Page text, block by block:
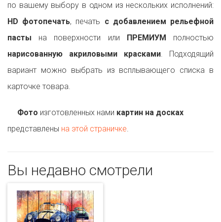
по вашему выбору в одном из нескольких исполнений:
HD фотопечать, печать с добавлением рельефной
пасты на поверхности или ПРЕМИУМ
полностью
нарисованную акриловыми красками. Подходящий
вариант можно выбрать из всплывающего списка в
карточке товара.
Фото изготовленных нами картин на досках
представлены на этой страничке.
Вы недавно смотрели